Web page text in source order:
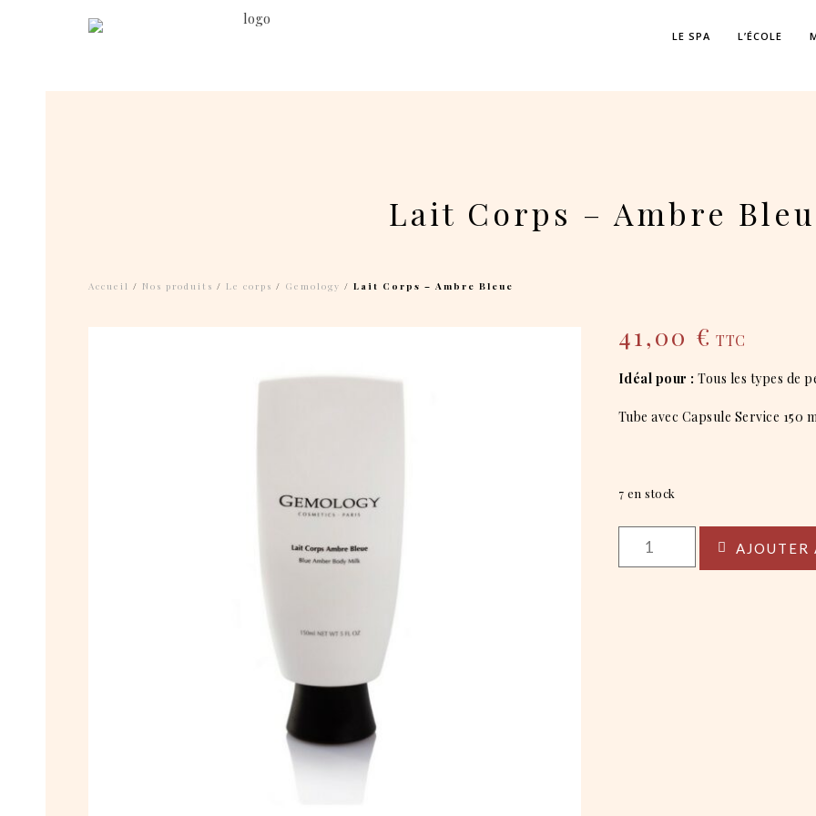
LE SPA L’ÉCOLE
Lait Corps – Ambre
Accueil / Nos produits / Le corps / Gemology / Lait Corps – Ambre Bleue
41,00 € TTC
Idéal pour : Tous les types de
Tube avec Capsule Service 150
7 en stock
AJOUTER